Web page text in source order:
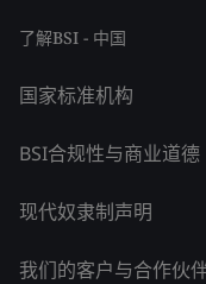
了解BSI - 中国
国家标准机构
BSI合规性与商业道德
现代奴隶制声明
我们的客户与合作伙